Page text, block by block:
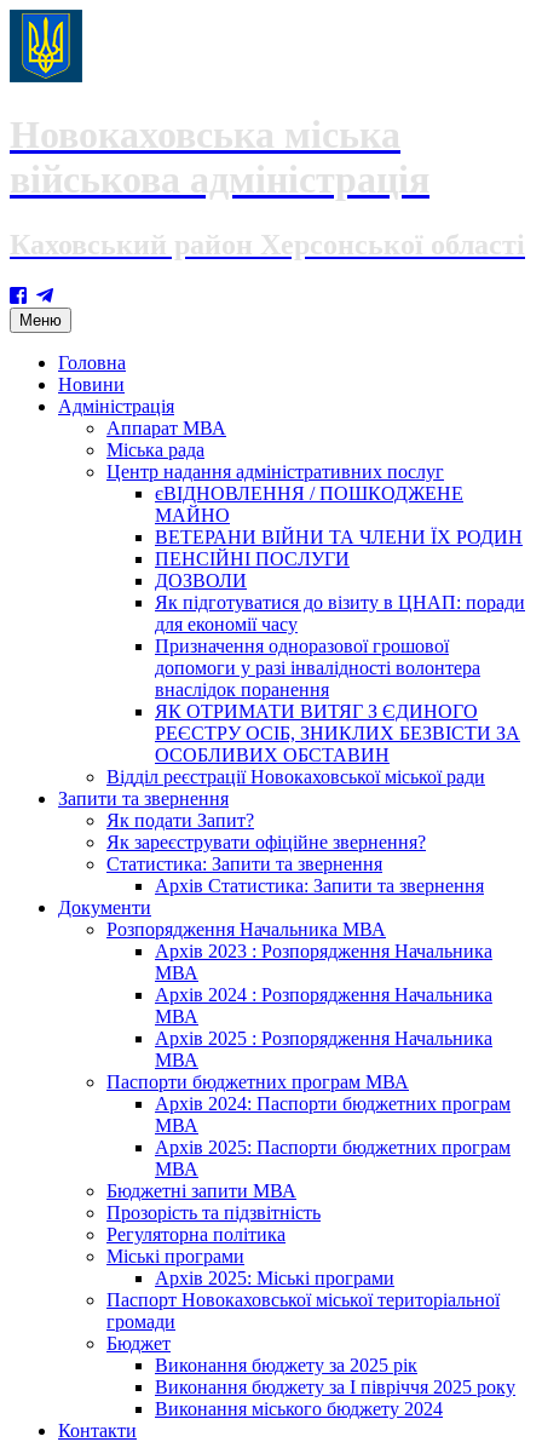
Новокаховська міська
військова адміністрація
Каховський район Херсонської області
Меню Skip
to
content
Головна
Новини
Адміністрація
Аппарат МВА
Міська рада
Центр надання адміністративних послуг
єВІДНОВЛЕННЯ / ПОШКОДЖЕНЕ
МАЙНО
ВЕТЕРАНИ ВІЙНИ ТА ЧЛЕНИ ЇХ РОДИН
ПЕНСІЙНІ ПОСЛУГИ
ДОЗВОЛИ
Як підготуватися до візиту в ЦНАП: поради
для економії часу
Призначення одноразової грошової
допомоги у разі інвалідності волонтера
внаслідок поранення
ЯК ОТРИМАТИ ВИТЯГ З ЄДИНОГО
РЕЄСТРУ ОСІБ, ЗНИКЛИХ БЕЗВІСТИ ЗА
ОСОБЛИВИХ ОБСТАВИН
Відділ реєстрації Новокаховської міської ради
Запити та звернення
Як подати Запит?
Як зареєструвати офіційне звернення?
Статистика: Запити та звернення
Архів Статистика: Запити та звернення
Документи
Розпорядження Начальника МВА
Архів 2023 : Розпорядження Начальника
МВА
Архів 2024 : Розпорядження Начальника
МВА
Архів 2025 : Розпорядження Начальника
МВА
Паспорти бюджетних програм МВА
Архів 2024: Паспорти бюджетних програм
МВА
Архів 2025: Паспорти бюджетних програм
МВА
Бюджетні запити МВА
Прозорість та підзвітність
Регуляторна політика
Міські програми
Архів 2025: Міські програми
Паспорт Новокаховської міської територіальної
громади
Бюджет
Виконання бюджету за 2025 рік
Виконання бюджету за І півріччя 2025 року
Виконання міського бюджету 2024
Контакти